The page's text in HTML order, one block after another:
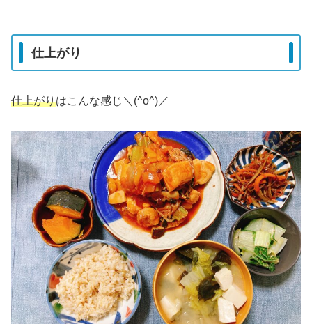
仕上がり
仕上がりはこんな感じ＼(^o^)／